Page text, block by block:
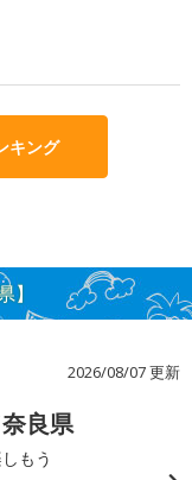
キング
】
2026/08/07 更新
良県
もう